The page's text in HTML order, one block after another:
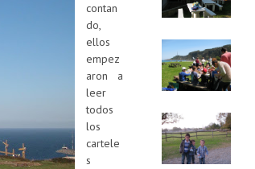
contan
do,
ellos
empez
aron a
leer
todos
los
cartele
s